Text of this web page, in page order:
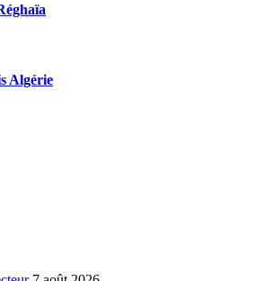
Algérie